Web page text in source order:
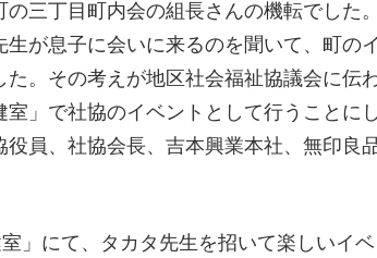
三丁目町内会の組長さんの機転でした
が息子に会いに来るのを聞いて、町の
。その考えが地区社会福祉協議会に伝
」で社協のイベントとして行うことに
員、社協会長、吉本興業本社、無印良
」にて、タカタ先生を招いて楽しいイ